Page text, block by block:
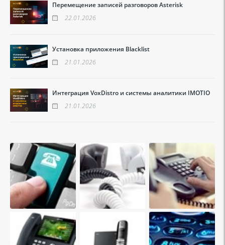
Перемещение записей разговоров Asterisk
22.01.2026
Установка приложения Blacklist
21.01.2026
Интеграция VoxDistro и системы аналитики IMOTIO
21.01.2026